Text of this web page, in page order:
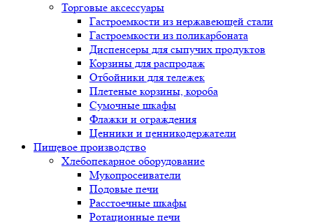
Торговые аксессуары
Гастроемкости из нержавеющей стали
Гастроемкости из поликарбоната
Диспенсеры для сыпучих продуктов
Корзины для распродаж
Отбойники для тележек
Плетеные корзины, короба
Сумочные шкафы
Флажки и ограждения
Ценники и ценникодержатели
Пищевое производство
Хлебопекарное оборудование
Мукопросеиватели
Подовые печи
Расстоечные шкафы
Ротационные печи